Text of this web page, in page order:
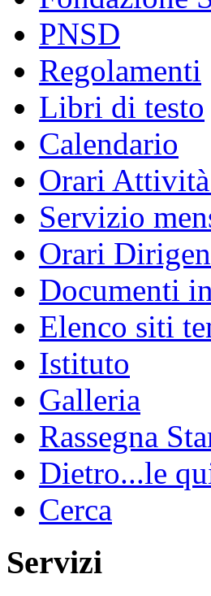
PNSD
Regolamenti
Libri di testo
Calendario
Orari
Servizio
Orari
Documenti
Elenco siti
Istituto
Galleria
Rassegna
Dietro...le
Cerca
Servizi